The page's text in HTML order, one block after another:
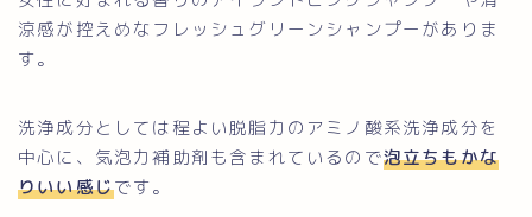
涼感が控えめなフレッシュグリーンシャンプーがありま
す。
洗浄成分としては程よい脱脂力のアミノ酸系洗浄成分を
中心に、気泡力補助剤も含まれているので泡立ちもかな
りいい感じです。